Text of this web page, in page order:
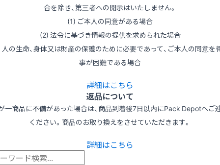
合を除き、第三者への開示はいたしません。
(1) ご本人の同意がある場合
(2) 法令に基づき情報の提供を求められた場合
の生命、身体又は財産の保護のために必要であって、ご本人の同意を
事が困難である場合
詳細はこちら
返品について
一商品に不備があった場合は、商品到着後7日以内にPack Depotへご
ください。商品のお取り換えをさせていただきます。
詳細はこちら